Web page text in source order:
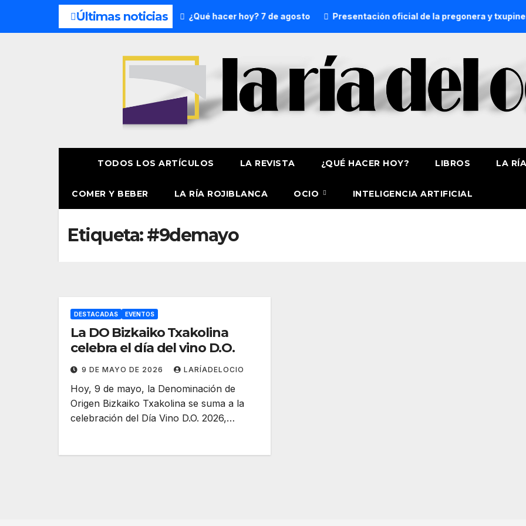
Últimas noticias
del fin de semana: 8 y 9 de agosto ¿Qué hacer hoy? 7 de agosto Presentación oficial de la pregonera y txupinera
TODOS LOS ARTÍCULOS LA REVISTA ¿QUÉ HACER HOY? LIBROS LA
COMER Y BEBER LA RÍA ROJIBLANCA OCIO INTELIGENCIA ARTIFICIAL
Etiqueta:#9demayo
DESTACADAS EVENTOS
La DO Bizkaiko Txakolina
celebra el día del vino D.O.
9 DE MAYO DE 2026 LARÍADELOCIO
Hoy, 9 de mayo, la Denominación de
Origen Bizkaiko Txakolina se suma a la
celebración del Día Vino D.O. 2026,…